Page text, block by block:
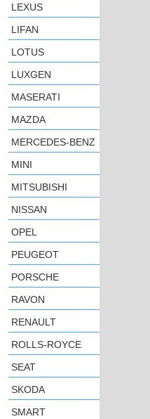
LEXUS
LIFAN
LOTUS
LUXGEN
MASERATI
MAZDA
MERCEDES-BENZ
MINI
MITSUBISHI
NISSAN
OPEL
PEUGEOT
PORSCHE
RAVON
RENAULT
ROLLS-ROYCE
SEAT
SKODA
SMART